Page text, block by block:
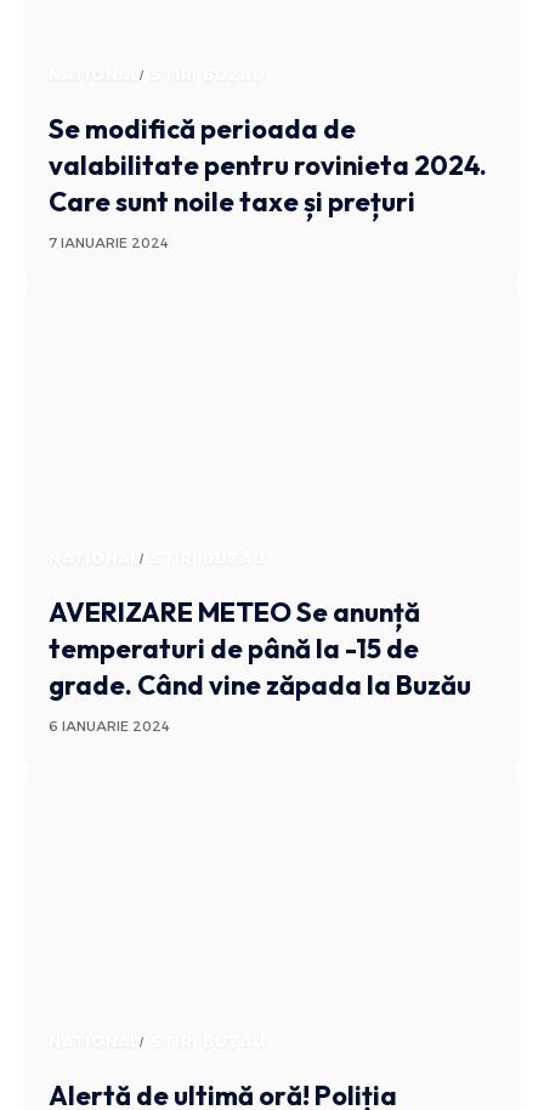
NATIONAL
Se modifică perioada de
valabilitate pentru rovinieta 2024.
Care sunt noile taxe și prețuri
7 IANUARIE 2024
NATIONAL
AVERIZARE METEOSe anunță
temperaturi de până la -15 de
grade. Când vine zăpada la Buzău
6 IANUARIE 2024
NATIONAL
Alertă de ultimă oră! Poliția